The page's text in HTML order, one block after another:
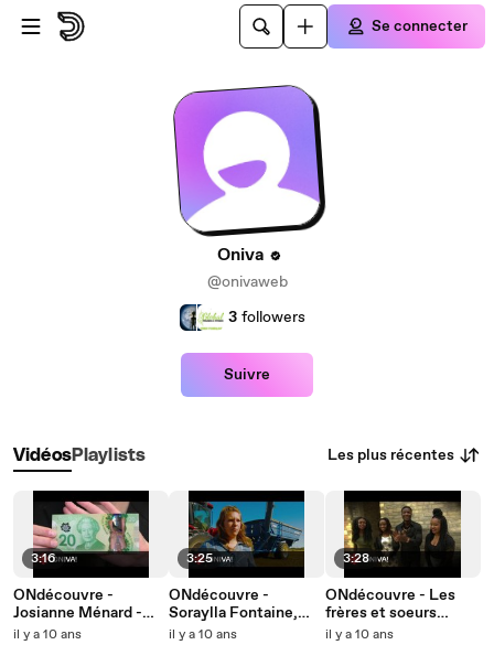
Passer au contenu principal
Se connecter
Oniva
@onivaweb
3 followers
Suivre
VidéosPlaylists Les plus récentes
3:16
ONdécouvre -
Josianne Ménard -
Banque du Canada
il y a 10 ans
3:25
ONdécouvre -
Soraylla Fontaine,
fermière
il y a 10 ans
3:28
ONdécouvre - Les
frères et soeurs
Namwira
il y a 10 ans